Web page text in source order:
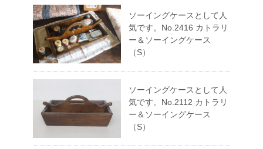
ソーイングケースとして人
気です。No.2416 カトラリ
ー＆ソーイングケース
（S）
ソーイングケースとして人
気です。No.2112 カトラリ
ー＆ソーイングケース
（S）